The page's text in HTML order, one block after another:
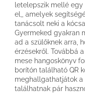
letelepszik mellé
el,, amelyek
tanácsolt neki a
Gyermeked gyakran
ad a szülőknek arra,
érzésekről. Továbbá
mese hangoskönyv
borítón található QR
meghallgathatjátok a
találhatnak pár